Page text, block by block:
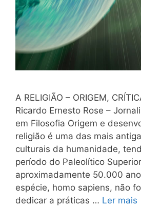
A RELIGIÃO – ORIGEM,
Ricardo Ernesto Rose –
em Filosofia Origem e
religião é uma das mais
culturais da humanidade,
período do Paleolítico
aproximadamente 50.000
espécie, homo sapiens, não
dedicar a práticas … Ler mais